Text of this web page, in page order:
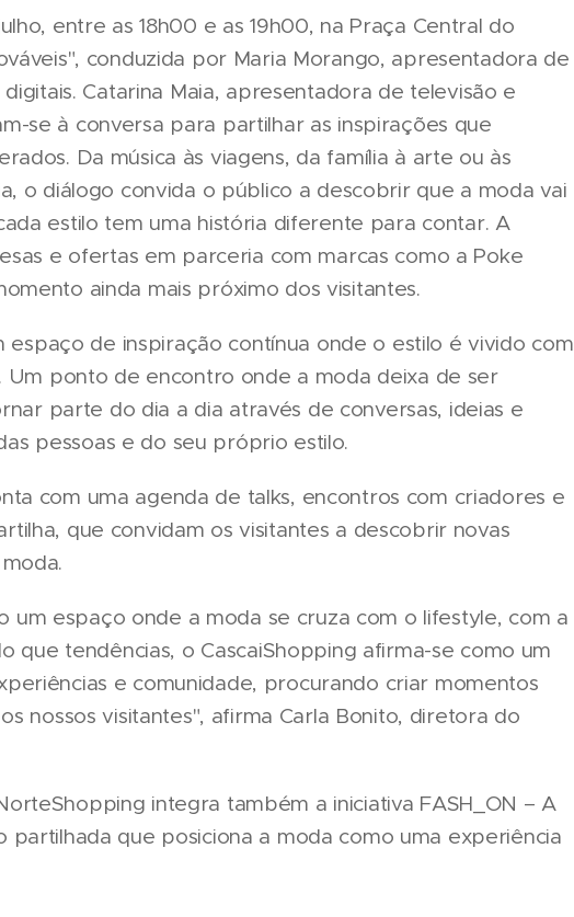
entre as 18h00 e as 19h00, na Praça Central do
conduzida por Maria Morango, apresentadora de
Catarina Maia, apresentadora de televisão e
se à conversa para partilhar as inspirações que
Da música às viagens, da família à arte ou às
o diálogo convida o público a descobrir que a moda vai
estilo tem uma história diferente para contar. A
e ofertas em parceria com marcas como a Poke
ainda mais próximo dos visitantes.
espaço de inspiração contínua onde o estilo é vivido com
Um ponto de encontro onde a moda deixa de ser
parte do dia a dia através de conversas, ideias e
pessoas e do seu próprio estilo.
com uma agenda de talks, encontros com criadores e
que convidam os visitantes a descobrir novas
um espaço onde a moda se cruza com o lifestyle, com a
que tendências, o CascaiShopping afirma-se como um
e comunidade, procurando criar momentos
nossos visitantes", afirma Carla Bonito, diretora do
integra também a iniciativa FASH_ON – A
partilhada que posiciona a moda como uma experiência